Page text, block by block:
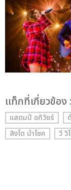
เเท็กที่เกี่ยวข้อง :
แสตมป์ อภิวัชร์
สิงโต นำโชค
วี วิ